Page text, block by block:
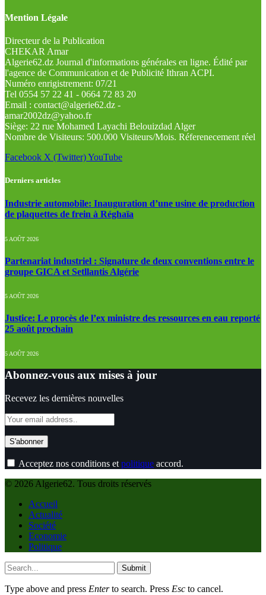
Mention Légale
Directeur de la Publication
CHEKAR Amar
Algerie62.dz Journal d'informations générales en ligne. Édité par
l'agence de Communication et de Publicité Ithran ACPI.
Numéro enrigistrement: 07/21
Tel 0554 57 22 41 - 0664 72 83 20
Email : contact@algerie62.dz -
amar2002dz@yahoo.fr
Siège: 22 rue Mohamed Layachi Belouizdad Alger
Nombre de Visiteurs: 500.000 Visiteurs/Mois. Réferenecement réel
Facebook X (Twitter)YouTube
Derniers articles
Industrie automobile: Inauguration d’une usine de production
de plaquettes de frein à Réghaïa
5 AOÛT 2026
Partenariat industriel : Signature de deux conventions entre le
groupe GICA et Setllantis Algérie
5 AOÛT 2026
Justice: Le procès de l’ex ministre des ressources en eau reporté
25 août prochain
5 AOÛT 2026
Abonnez-vous aux mises à jour
Recevez les dernières nouvelles
Acceptez nos conditions et politique accord.
© 2026 Algerie62. Tous droits réservés
Accueil
Actualité
Société
Economie
Politique
Submit
Type above and press Enterto search. Press Esc to cancel.